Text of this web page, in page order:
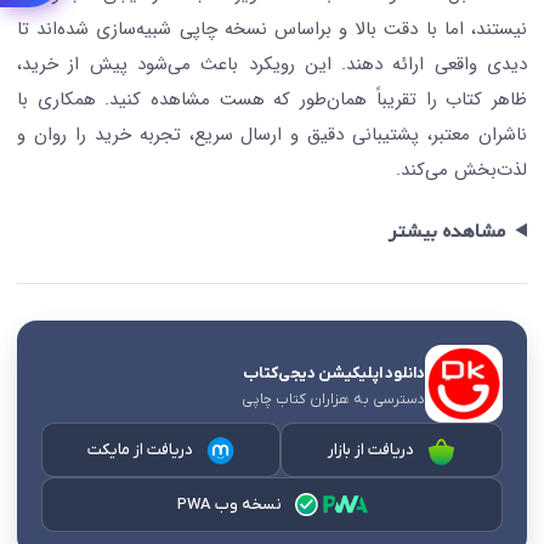
نیستند، اما با دقت بالا و براساس نسخه چاپی شبیه‌سازی شده‌اند تا
دیدی واقعی ارائه دهند. این رویکرد باعث می‌شود پیش از خرید،
ظاهر کتاب را تقریباً همان‌طور که هست مشاهده کنید. همکاری با
ناشران معتبر، پشتیبانی دقیق و ارسال سریع، تجربه خرید را روان و
لذت‌بخش می‌کند.
مشاهده بیشتر
دانلود اپلیکیشن دیجی‌کتاب
دسترسی به هزاران کتاب چاپی
دریافت از بازار دریافت از مایکت
نسخه وب PWA